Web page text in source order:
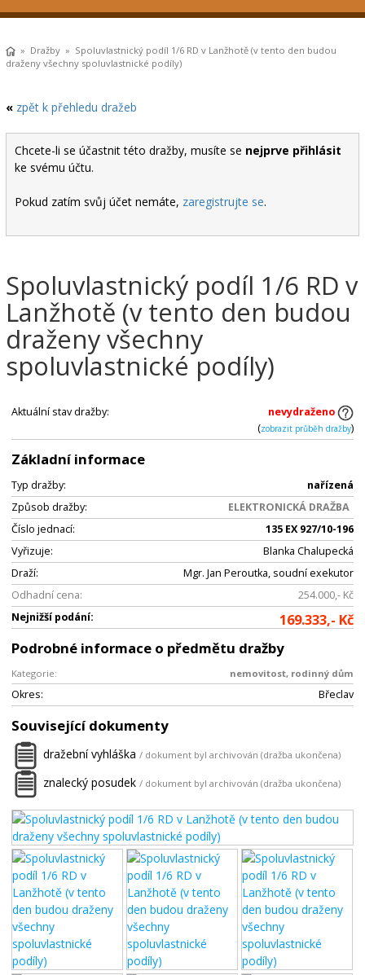
» Dražby » Spoluvlastnický podíl 1/6 RD v Lanžhotě (v tento den budou
draženy všechny spoluvlastnické podíly)
« zpět k přehledu dražeb
Chcete-li se účastnit této dražby, musíte se nejprve přihlásit
ke svému účtu.
Pokud zatím svůj účet nemáte, zaregistrujte se.
Spoluvlastnický podíl 1/6 RD v
Lanžhotě (v tento den budou
draženy všechny
spoluvlastnické podíly)
Aktuální stav dražby:
nevydraženo
(zobrazit průběh dražby)
Základní informace
Typ dražby:
nařízená
Způsob dražby:
ELEKTRONICKÁ DRAŽBA
Číslo jednací:
135 EX 927/10-196
Vyřizuje:
Blanka Chalupecká
Draží:
Mgr. Jan Peroutka, soudní exekutor
Odhadní cena:
254.000,- Kč
Nejnižší podání:
169.333,- Kč
Podrobné informace o předmětu dražby
Kategorie: nemovitost, rodinný dům
Okres: Břeclav
Související dokumenty
dražební vyhláška / dokument byl archivován (dražba ukončena)
znalecký posudek / dokument byl archivován (dražba ukončena)